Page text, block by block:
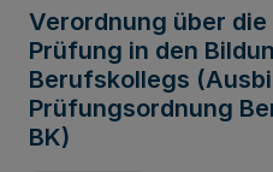
Verordnung über
Prüfung in den
Berufskollegs
Prüfungsordnung
BK)